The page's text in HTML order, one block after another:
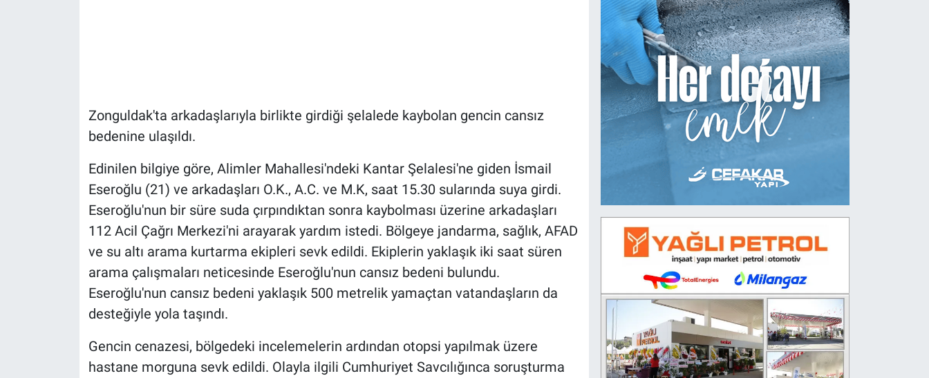
Zonguldak'ta arkadaşlarıyla birlikte girdiği şelalede kaybolan gencin cansız
bedenine ulaşıldı.
Edinilen bilgiye göre, Alimler Mahallesi'ndeki Kantar Şelalesi'ne giden İsmail
Eseroğlu (21) ve arkadaşları O.K., A.C. ve M.K, saat 15.30 sularında suya girdi.
Eseroğlu'nun bir süre suda çırpındıktan sonra kaybolması üzerine arkadaşları
112 Acil Çağrı Merkezi'ni arayarak yardım istedi. Bölgeye jandarma, sağlık, AFAD
ve su altı arama kurtarma ekipleri sevk edildi. Ekiplerin yaklaşık iki saat süren
arama çalışmaları neticesinde Eseroğlu'nun cansız bedeni bulundu.
Eseroğlu'nun cansız bedeni yaklaşık 500 metrelik yamaçtan vatandaşların da
desteğiyle yola taşındı.
Gencin cenazesi, bölgedeki incelemelerin ardından otopsi yapılmak üzere
hastane morguna sevk edildi. Olayla ilgili Cumhuriyet Savcılığınca soruşturma